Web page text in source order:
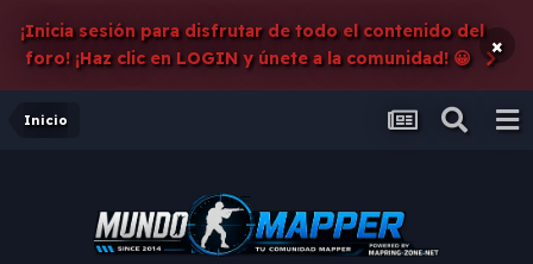
¡Inicia sesión para disfrutar de todo el contenido del
foro! ¡Haz clic en LOGIN y únete a la comunidad! 😀
×
Inicio